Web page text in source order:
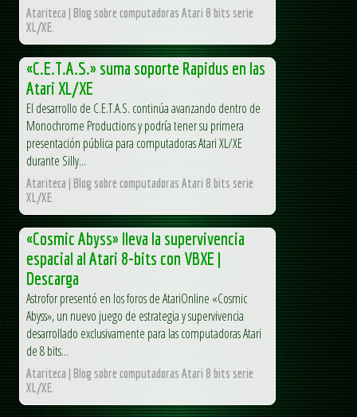
Atariteca | Blog sobre computadoras Atari 8 bits serie
XL/XE.
«C.E.T.A.S.» suma soporte Rapidus en las
Atari XL/XE
El desarrollo de C.E.T.A.S. continúa avanzando dentro de
Monochrome Productions y podría tener su primera
presentación pública para computadoras Atari XL/XE
durante Silly...
Atariteca | Blog sobre computadoras Atari 8 bits serie
XL/XE.
«Cosmic Abyss» lleva la supervivencia
espacial al Atari 8-bits con VBXE |
Descarga
Astrofor presentó en los foros de AtariOnline «Cosmic
Abyss», un nuevo juego de estrategia y supervivencia
desarrollado exclusivamente para las computadoras Atari
de 8 bits...
Atariteca | Blog sobre computadoras Atari 8 bits serie
XL/XE.